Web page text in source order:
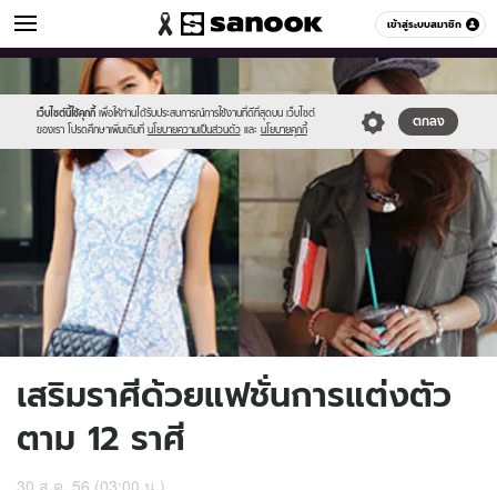
เข้าสู่ระบบสมาชิก
ดูดวง หมวดอื่นๆ
เว็บไซต์นี้ใช้คุกกี้ เพื่อให้ท่านได้รับประสบการณ์การใช้งานที่ดีที่สุดบน เว็บไซต์
ของเรา โปรดศึกษาเพิ่มเติมที่ นโยบายความเป็นส่วนตัว และ นโยบายคุกกี้
ตกลง
//s.isanook.com/sr/0/images/logo-
new-
sanook.png
//s.isanook.com/ho/0/ud/10/50093/mm03.jpg
เสริมราศีด้วยแฟชั่นการแต่งตัว
ตาม 12 ราศี
30 ส.ค. 56 (03:00 น.)